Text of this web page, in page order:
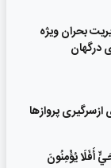
بحران ویژه
درگهان
پروازها
أَفَلَا يُؤْمِنُونَ